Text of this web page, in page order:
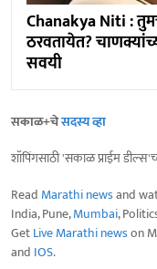
Chanakya Niti :
ठरवतायेत?
सवयी
सकाळ+चेसदस्य व्हा
शॉपिंगसाठी 'सकाळ प्राईम
Read Marathi newsand
India, Pune,Mumbai,
GetLive Marathi newson
and IOS.